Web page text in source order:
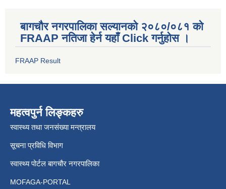
बागचौर नगरपालिका सल्यानको २०८०/०८१ को
FRAAP नतिजा हेर्न यहाँ Click गर्नुहोस ।
FRAAP Result
महत्वपुर्न लिङ्कहरु
स्वास्थ्य तथा जनसंख्या मन्त्रालय
सूचना प्रविधि विभाग
स्वास्थ्य पोर्टल बागचौर नगरपालिका
MOFAGA-PORTAL